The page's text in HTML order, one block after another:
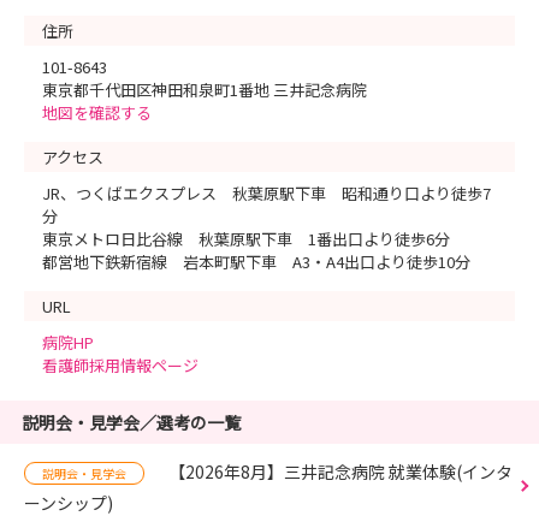
住所
101-8643
東京都千代田区神田和泉町1番地 三井記念病院
地図を確認する
アクセス
JR、つくばエクスプレス 秋葉原駅下車 昭和通り口より徒歩7
分
東京メトロ日比谷線 秋葉原駅下車 1番出口より徒歩6分
都営地下鉄新宿線 岩本町駅下車 A3・A4出口より徒歩10分
URL
病院HP
看護師採用情報ページ
説明会・見学会／選考の一覧
説明会・見学会
【2026年8月】三井記念病院 就業体験(インタ
ーンシップ)